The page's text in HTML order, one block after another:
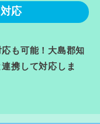
応
も可能！大島郡知
携して対応しま